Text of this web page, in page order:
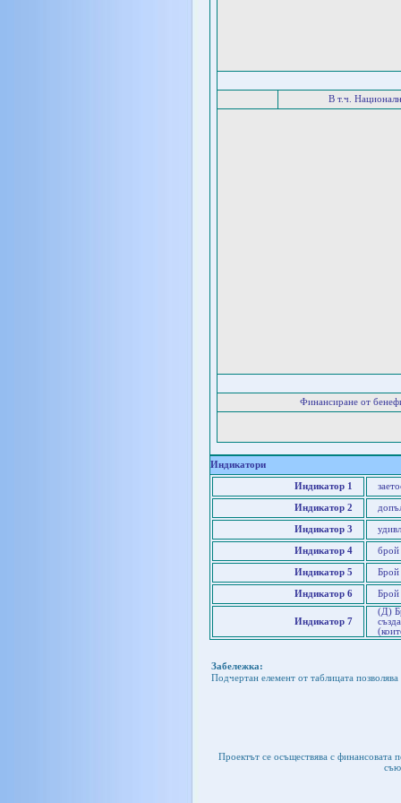
В т.ч.
Финансиране от
Индикатори
Индикатор 1
Индикатор 2
Индикатор 3
Индикатор 4 брой
Индикатор 5 Брой
Индикатор 6 Брой
Индикатор 7
(Д)
Забележка:
Подчертан елемент от таблицата
Проектът се осъществява с финансовата